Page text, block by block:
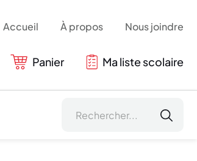
Accueil À propos Nous joindre
Panier Ma liste scolaire